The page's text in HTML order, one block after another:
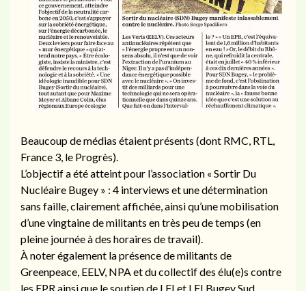
Beaucoup de médias étaient présents (dont RMC, RTL,
France 3, le Progrès).
L’objectif a été atteint pour l’association « Sortir Du
Nucléaire Bugey » : 4 interviews et une détermination
sans faille, clairement affichée, ainsi qu’une mobilisation
d’une vingtaine de militants en très peu de temps (en
pleine journée à des horaires de travail).
À noter également la présence de militants de
Greenpeace, EELV, NPA et du collectif des élu(e)s contre
les EPR ainsi que le soutien de LFI et LFI Bugey Sud.